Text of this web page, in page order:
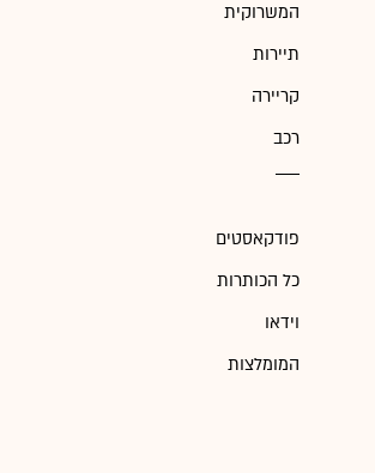
המשרוקית
תיירות
קריירה
רכב
פודקאסטים
כל הכותרות
וידאו
המומלצות